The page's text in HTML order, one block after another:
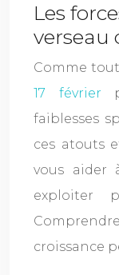
Les
verseau
Comme
17 février
faiblesses
ces atouts
vous aider
exploiter
croissance